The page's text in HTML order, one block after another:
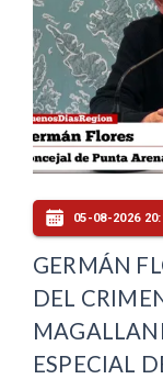
05-08-2026
GERMÁN
DEL
ESPECIAL